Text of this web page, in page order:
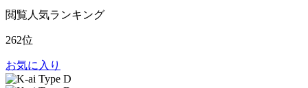
閲覧人気ランキング
262位
お気に入り